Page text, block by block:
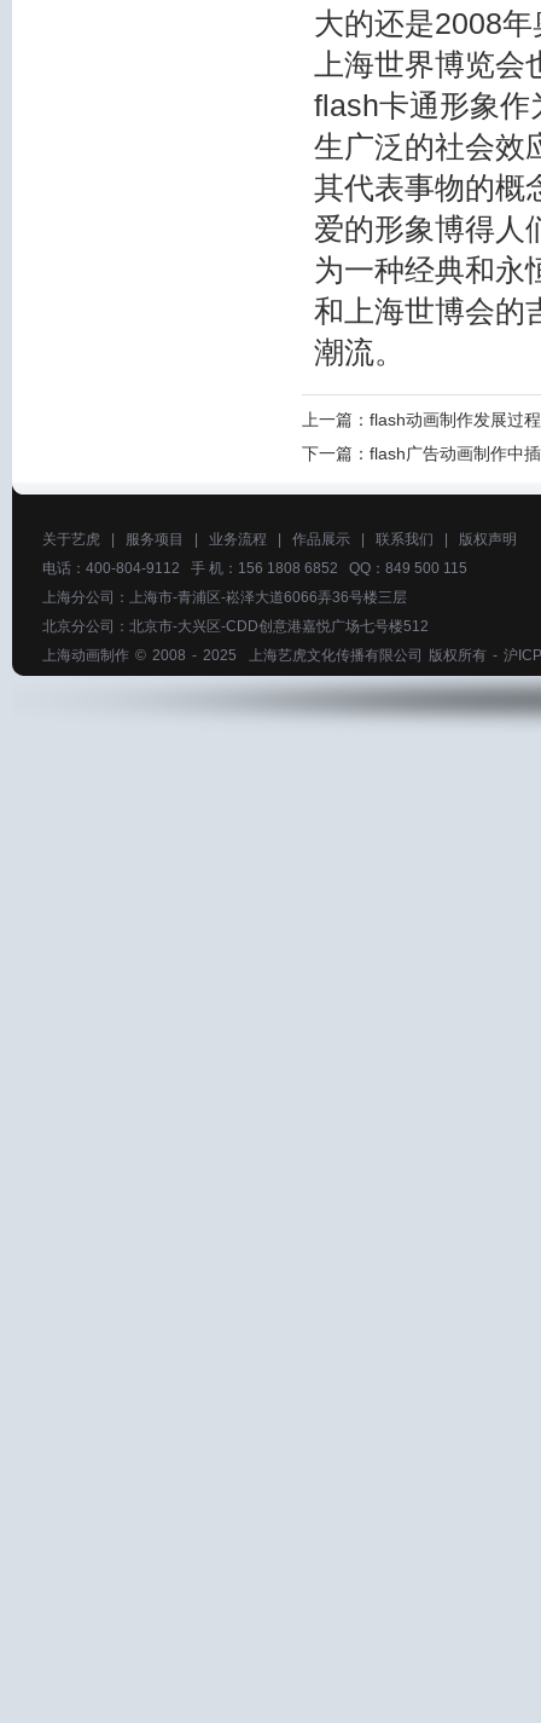
大的还是2008
上海世界博览
flash卡通形象作
生广泛的社会效
其代表事物的概
爱的形象博得人
为一种经典和永
和上海世博会的
潮流。
上一篇： flash动画制作发展过程
下一篇： flash广告动画制作中
关于艺虎 服务项目 业务流程 作品展示 联系我们
版权声明
电话：400-804-9112 手 机：156 1808 6852 QQ：849 500 115
上海分公司：上海市-青浦区-崧泽大道6066弄36号楼三层
北京分公司：北京市-大兴区-CDD创意港嘉悦广场七号楼512
上海动画制作 © 2008 - 2025 上海艺虎文化传播有限公司 版权所有 - 沪